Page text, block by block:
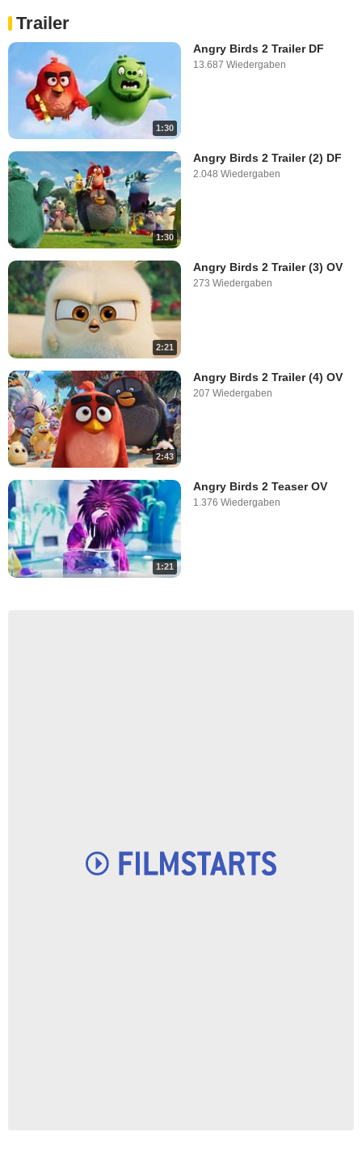
Trailer
1:30
Angry Birds 2 Trailer DF
13.687 Wiedergaben
1:30
Angry Birds 2 Trailer (2) DF
2.048 Wiedergaben
2:21
Angry Birds 2 Trailer (3) OV
273 Wiedergaben
2:43
Angry Birds 2 Trailer (4) OV
207 Wiedergaben
1:21
Angry Birds 2 Teaser OV
1.376 Wiedergaben